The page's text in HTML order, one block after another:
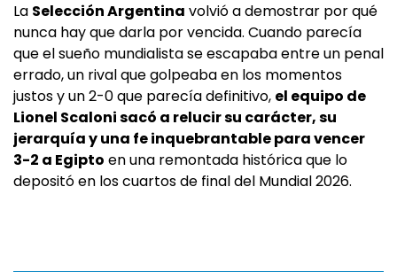
La Selección Argentina volvió a demostrar por qué
nunca hay que darla por vencida. Cuando parecía
que el sueño mundialista se escapaba entre un penal
errado, un rival que golpeaba en los momentos
justos y un 2-0 que parecía definitivo, el equipo de
Lionel Scaloni sacó a relucir su carácter, su
jerarquía y una fe inquebrantable para vencer
3-2 a Egipto en una remontada histórica que lo
depositó en los cuartos de final del Mundial 2026.